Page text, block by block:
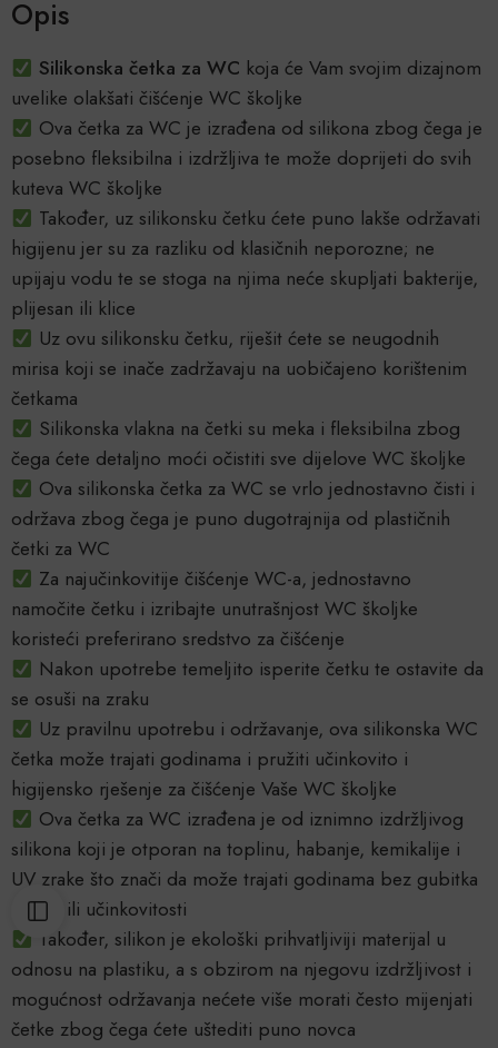
Opis
Silikonska četka za WC koja će Vam svojim dizajnom
uvelike olakšati čišćenje WC školjke
Ova četka za WC je izrađena od silikona zbog čega je
posebno fleksibilna i izdržljiva te može doprijeti do svih
kuteva WC školjke
Također, uz silikonsku četku ćete puno lakše održavati
higijenu jer su za razliku od klasičnih neporozne; ne
upijaju vodu te se stoga na njima neće skupljati bakterije,
plijesan ili klice
Uz ovu silikonsku četku, riješit ćete se neugodnih
mirisa koji se inače zadržavaju na uobičajeno korištenim
četkama
Silikonska vlakna na četki su meka i fleksibilna zbog
čega ćete detaljno moći očistiti sve dijelove WC školjke
Ova silikonska četka za WC se vrlo jednostavno čisti i
održava zbog čega je puno dugotrajnija od plastičnih
četki za WC
Za najučinkovitije čišćenje WC-a, jednostavno
namočite četku i izribajte unutrašnjost WC školjke
koristeći preferirano sredstvo za čišćenje
Nakon upotrebe temeljito isperite četku te ostavite da
se osuši na zraku
Uz pravilnu upotrebu i održavanje, ova silikonska WC
četka može trajati godinama i pružiti učinkovito i
higijensko rješenje za čišćenje Vaše WC školjke
Ova četka za WC izrađena je od iznimno izdržljivog
silikona koji je otporan na toplinu, habanje, kemikalije i
UV zrake što znači da može trajati godinama bez gubitka
oblika ili učinkovitosti
Također, silikon je ekološki prihvatljiviji materijal u
odnosu na plastiku, a s obzirom na njegovu izdržljivost i
mogućnost održavanja nećete više morati često mijenjati
četke zbog čega ćete uštediti puno novca